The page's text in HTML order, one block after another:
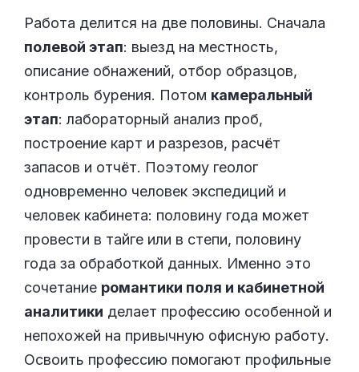
Работа делится на две половины. Сначала
полевой этап: выезд на местность,
описание обнажений, отбор образцов,
контроль бурения. Потом камеральный
этап: лабораторный анализ проб,
построение карт и разрезов, расчёт
запасов и отчёт. Поэтому геолог
одновременно человек экспедиций и
человек кабинета: половину года может
провести в тайге или в степи, половину
года за обработкой данных. Именно это
сочетание романтики поля и кабинетной
аналитики делает профессию особенной и
непохожей на привычную офисную работу.
Освоить профессию помогают профильные